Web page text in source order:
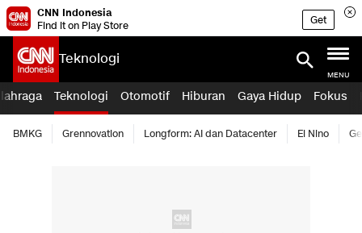
CNN Indonesia
Find it on Play Store
Get
Teknologi
MENU
Teknologi Otomotif Hiburan Gaya Hidup Fokus
BMKG Grennovation Longform: AI dan Datacenter El Nino